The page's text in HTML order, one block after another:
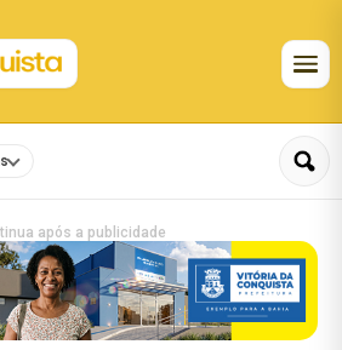
após a publicidade